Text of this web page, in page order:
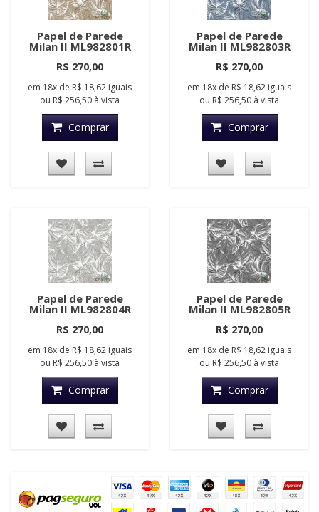
Papel de Parede
Milan II ML982801R
R$ 270,00
em 18x de R$ 18,62 iguais
ou R$ 256,50 à vista
Comprar
Papel de Parede
Milan II ML982803R
R$ 270,00
em 18x de R$ 18,62 iguais
ou R$ 256,50 à vista
Comprar
Papel de Parede
Milan II ML982804R
R$ 270,00
em 18x de R$ 18,62 iguais
ou R$ 256,50 à vista
Comprar
Papel de Parede
Milan II ML982805R
R$ 270,00
em 18x de R$ 18,62 iguais
ou R$ 256,50 à vista
Comprar